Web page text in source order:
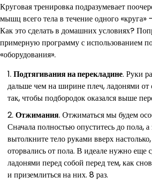
Круговая тренировка подразумевает
мышц всего тела в течение одного
Как это сделать в домашних условиях?
примерную программу с использованием
«оборудования».
Подтягивания на перекладине. Руки
дальше чем на ширине плеч, ладонями от
так, чтобы подбородок оказался выше
Отжимания. Отжиматься мы будем
Сначала полностью опуститесь до пола, а
вытолкните тело руками вверх
оторвались от пола. В идеале нужно еще
ладонями перед собой перед тем, как
и приземлиться на них. 8 раз.